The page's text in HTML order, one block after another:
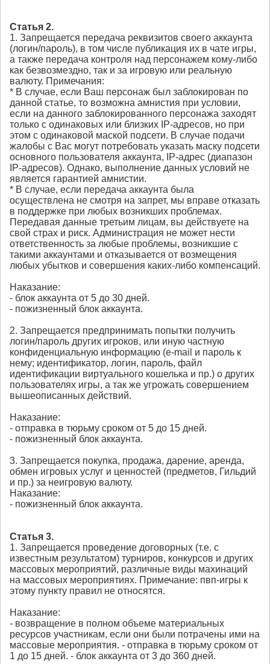
Статья 2.
1. Запрещается передача реквизитов своего аккаунта
(логин/пароль), в том числе публикация их в чате игры,
а также передача контроля над персонажем кому-либо
как безвозмездно, так и за игровую или реальную
валюту. Примечания:
* В случае, если Ваш персонаж был заблокирован по
данной статье, то возможна амнистия при условии,
если на данного заблокированного персонажа заходят
только с одинаковых или близких IP-адресов, но при
этом с одинаковой маской подсети. В случае подачи
жалобы с Вас могут потребовать указать маску подсети
основного пользователя аккаунта, IP-адрес (диапазон
IP-адресов). Однако, выполнение данных условий не
является гарантией амнистии.
* В случае, если передача аккаунта была
осуществлена не смотря на запрет, мы вправе отказать
в поддержке при любых возникших проблемах.
Передавая данные третьим лицам, вы действуете на
свой страх и риск. Администрация не может нести
ответственность за любые проблемы, возникшие с
такими аккаунтами и отказывается от возмещения
любых убытков и совершения каких-либо компенсаций.
Наказание:
- блок аккаунта от 5 до 30 дней.
- пожизненный блок аккаунта.
2. Запрещается предпринимать попытки получить
логин/пароль других игроков, или иную частную
конфиденциальную информацию (e-mail и пароль к
нему; идентификатор, логин, пароль, файл
идентификации виртуального кошелька и пр.) о других
пользователях игры, а так же угрожать совершением
вышеописанных действий.
Наказание:
- отправка в тюрьму сроком от 5 до 15 дней.
- пожизненный блок аккаунта.
3. Запрещается покупка, продажа, дарение, аренда,
обмен игровых услуг и ценностей (предметов, Гильдий
и пр.) за неигровую валюту.
Наказание:
- пожизненный блок аккаунта.
Статья 3.
1. Запрещается проведение договорных (т.е. с
известным результатом) турниров, конкурсов и других
массовых мероприятий, различные виды махинаций
на массовых мероприятиях. Примечание: пвп-игры к
этому пункту правил не относятся.
Наказание:
- возвращение в полном объеме материальных
ресурсов участникам, если они были потрачены ими на
массовые мероприятия. - отправка в тюрьму сроком от
1 до 15 дней. - блок аккаунта от 3 до 360 дней.